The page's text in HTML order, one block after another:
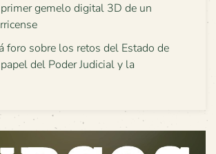
gemelo digital 3D de un
foro sobre los retos del Estado de
del Poder Judicial y la